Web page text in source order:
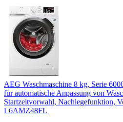
AEG Waschmaschine 8 kg, Serie
für automatische Anpassung von
Startzeitvorwahl, Nachlegefunktion,
L6AMZ48FL